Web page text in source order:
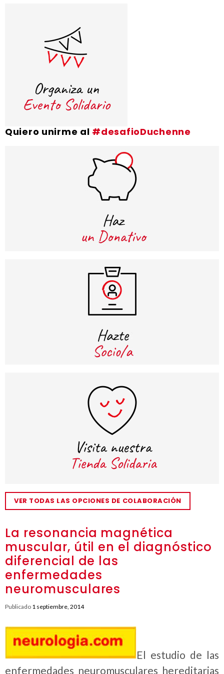
La resonancia magnética
muscular, útil en el diagnóstico
diferencial de las
enfermedades
neuromusculares
Publicado 1 septiembre, 2014
El estudio de las
enfermedades neuromusculares hereditarias
Quiero unirme al #desafioDuchenne
VER TODAS LAS OPCIONES DE COLABORACIÓN